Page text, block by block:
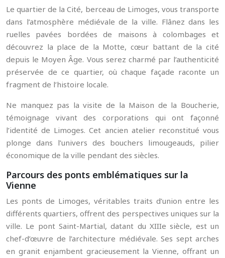
Le quartier de la Cité, berceau de Limoges, vous transporte
dans l’atmosphère médiévale de la ville. Flânez dans les
ruelles pavées bordées de maisons à colombages et
découvrez la place de la Motte, cœur battant de la cité
depuis le Moyen Âge. Vous serez charmé par l’authenticité
préservée de ce quartier, où chaque façade raconte un
fragment de l’histoire locale.
Ne manquez pas la visite de la Maison de la Boucherie,
témoignage vivant des corporations qui ont façonné
l’identité de Limoges. Cet ancien atelier reconstitué vous
plonge dans l’univers des bouchers limougeauds, pilier
économique de la ville pendant des siècles.
Parcours des ponts emblématiques sur la
Vienne
Les ponts de Limoges, véritables traits d’union entre les
différents quartiers, offrent des perspectives uniques sur la
ville. Le pont Saint-Martial, datant du XIIIe siècle, est un
chef-d’œuvre de l’architecture médiévale. Ses sept arches
en granit enjambent gracieusement la Vienne, offrant un